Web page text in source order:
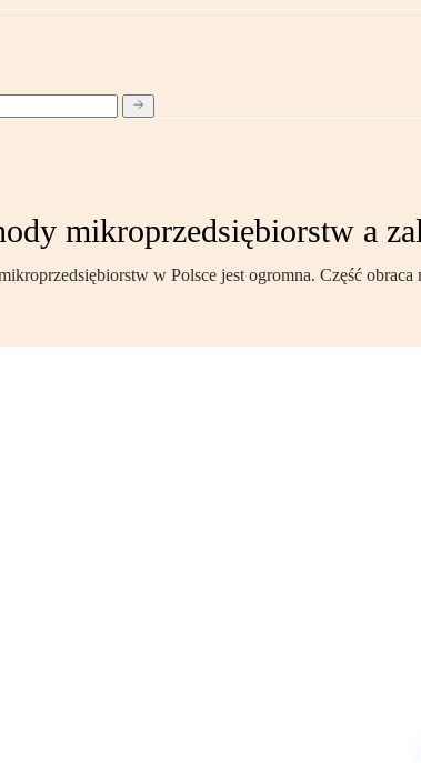
mikroprzedsiębiorstw a
w Polsce jest ogromna. Część